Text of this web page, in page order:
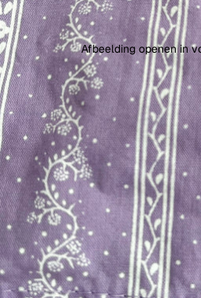
Afbeelding openen in